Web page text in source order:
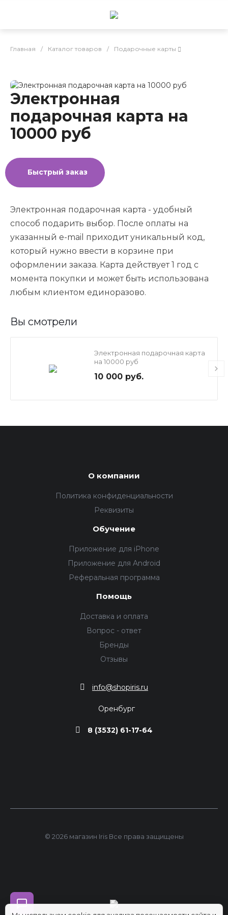
Главная / Каталог товаров / Подарочные карты
Электронная
подарочная карта на
10000 руб
Быстрый заказ
Электронная подарочная карта - удобный
способ подарить выбор. После оплаты на
указанный e-mail приходит уникальный код,
который нужно ввести в корзине при
оформлении заказа. Карта действует 1 год с
момента покупки и может быть использована
любым клиентом единоразово.
Вы смотрели
Электронная подарочная карта
на 10000 руб
10 000 руб.
О компании
Политика конфиденциальности
Реквизиты
Обучение
Приложение для iPhone
Приложение для Android
Реферальная программа
Помощь
Доставка и оплата
Вопрос - ответ
Бренды
Отзывы
info@shopiris.ru
Оренбург
8 (3532) 61-17-64
© 2026 магазин Iris Все права защищены